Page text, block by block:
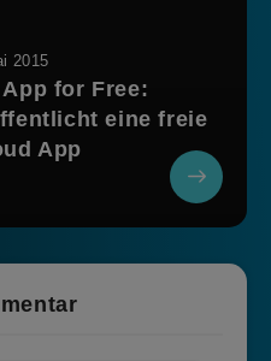
2015
for Free:
eine freie
App